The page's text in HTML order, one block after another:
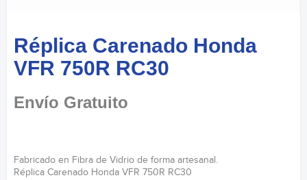
Réplica Carenado Honda
VFR 750R RC30
Envío Gratuito
Fabricado en Fibra de Vidrio de forma artesanal.
Réplica Carenado Honda VFR 750R RC30